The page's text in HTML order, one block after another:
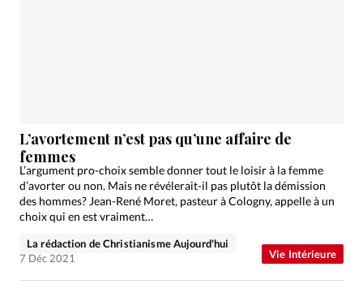
Vie Intérieure
L’avortement n’est pas qu’une affaire de
femmes
L’argument pro-choix semble donner tout le loisir à la femme
d’avorter ou non. Mais ne révélerait-il pas plutôt la démission
des hommes? Jean-René Moret, pasteur à Cologny, appelle à un
choix qui en est vraiment…
La rédaction de Christianisme Aujourd'hui
7 Déc 2021